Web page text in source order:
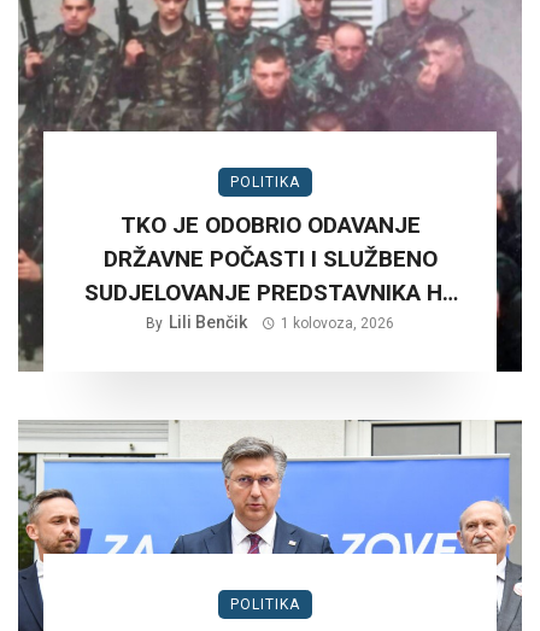
POLITIKA
TKO JE ODOBRIO ODAVANJE
DRŽAVNE POČASTI I SLUŽBENO
SUDJELOVANJE PREDSTAVNIKA HV
NA RUŠNJAKU KOD BADERNE 27,
By Lili Benčik 1 kolovoza, 2026
POLITIKA